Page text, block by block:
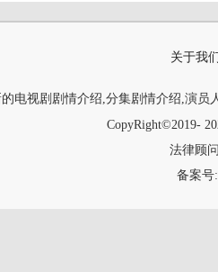
关于我们
电视剧剧情介绍,分集剧情介绍,演员
CopyRight©2019-
法律顾
备案号: